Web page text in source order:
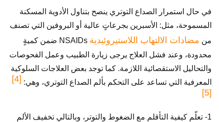
في حال استمرار الصداع التوتري ينصح بتناول الأدوية المسكنة
المسموحة، مثل: الأسبرين بجرعاتٍ عالية أو البروفين التي تصنف
من مضادات الالتهاب اللاستيروئيدية
NSAIDs ضمن كميةٍ
محدودة، وعند فشل العلاج يرجى زيارة الطبيب وعمل الفحوصات
والتحاليل الاستقصائية اللازمة. كما توجد بعض العلاجات السلوكية
المعرفية التي تساعد على التحكم بألم الصداع التوتري، وهي: [4]
[5]
1- تعلّم كيفية التأقلم مع الضغوط والتوتر، وبالتالي تخفيف الألم